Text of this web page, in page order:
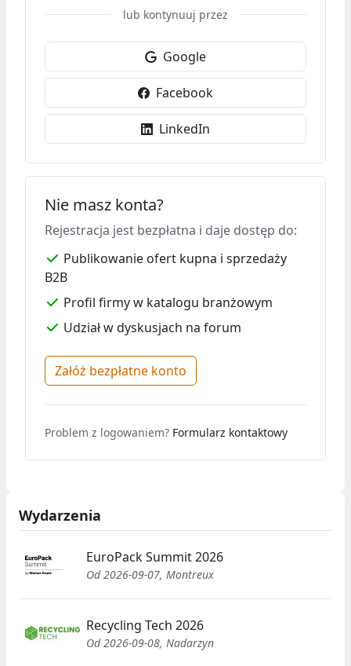
lub kontynuuj przez
Google
Facebook
LinkedIn
Nie masz konta?
Rejestracja jest bezpłatna i daje dostęp do:
Publikowanie ofert kupna i sprzedaży
B2B
Profil firmy w katalogu branżowym
Udział w dyskusjach na forum
Załóż bezpłatne konto
Problem z logowaniem? Formularz kontaktowy
Wydarzenia
EuroPack Summit 2026
Od 2026-09-07, Montreux
Recycling Tech 2026
Od 2026-09-08, Nadarzyn